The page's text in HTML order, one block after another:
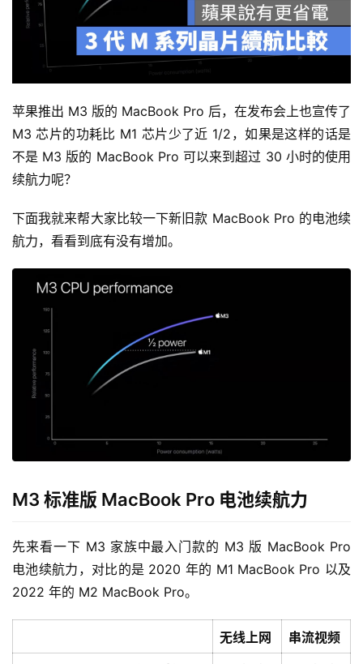
苹果推出 M3 版的 MacBook Pro 后，在发布会上也宣传了
M3 芯片的功耗比 M1 芯片少了近 1/2，如果是这样的话是
不是 M3 版的 MacBook Pro 可以来到超过 30 小时的使用
续航力呢？
下面我就来帮大家比较一下新旧款 MacBook Pro 的电池续
航力，看看到底有没有增加。
M3 标准版 MacBook Pro 电池续航力
先来看一下 M3 家族中最入门款的 M3 版 MacBook Pro
电池续航力，对比的是 2020 年的 M1 MacBook Pro 以及
2022 年的 M2 MacBook Pro。
无线上网 串流视频